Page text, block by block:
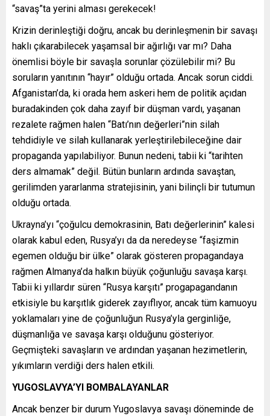
“savaş”ta yerini alması gerekecek!
Krizin derinleştiği doğru, ancak bu derinleşmenin bir savaşı
haklı çıkarabilecek yaşamsal bir ağırlığı var mı? Daha
önemlisi böyle bir savaşla sorunlar çözülebilir mi? Bu
soruların yanıtının “hayır” olduğu ortada. Ancak sorun ciddi.
Afganistan’da, ki orada hem askeri hem de politik açıdan
buradakinden çok daha zayıf bir düşman vardı, yaşanan
rezalete rağmen halen “Batı’nın değerleri”nin silah
tehdidiyle ve silah kullanarak yerleştirilebileceğine dair
propaganda yapılabiliyor. Bunun nedeni, tabii ki “tarihten
ders almamak” değil. Bütün bunların ardında savaştan,
gerilimden yararlanma stratejisinin, yani bilinçli bir tutumun
olduğu ortada.
Ukrayna’yı “çoğulcu demokrasinin, Batı değerlerinin” kalesi
olarak kabul eden, Rusya’yı da da neredeyse “faşizmin
egemen olduğu bir ülke” olarak gösteren propagandaya
rağmen Almanya’da halkın büyük çoğunluğu savaşa karşı.
Tabii ki yıllardır süren “Rusya karşıtı” progapagandanın
etkisiyle bu karşıtlık giderek zayıflıyor, ancak tüm kamuoyu
yoklamaları yine de çoğunluğun Rusya’yla gerginliğe,
düşmanlığa ve savaşa karşı olduğunu gösteriyor.
Geçmişteki savaşların ve ardından yaşanan hezimetlerin,
yıkımların verdiği ders halen etkili.
YUGOSLAVYA’YI BOMBALAYANLAR
Ancak benzer bir durum Yugoslavya savaşı döneminde de